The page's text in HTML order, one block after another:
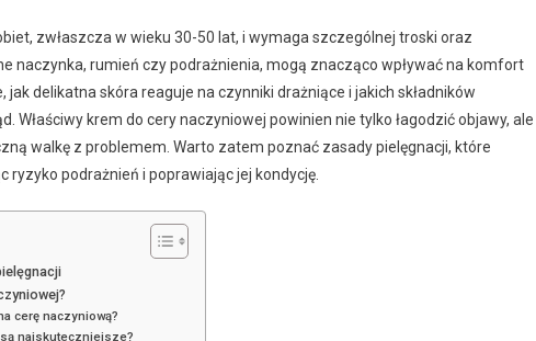
zwłaszcza w wieku 30-50 lat, i wymaga szczególnej troski oraz
naczynka, rumień czy podrażnienia, mogą znacząco wpływać na komfort
delikatna skóra reaguje na czynniki drażniące i jakich składników
Właściwy krem do cery naczyniowej powinien nie tylko łagodzić objawy, ale
walkę z problemem. Warto zatem poznać zasady pielęgnacji, które
podrażnień i poprawiając jej kondycję.
cerę naczyniową?
najskuteczniejsze?